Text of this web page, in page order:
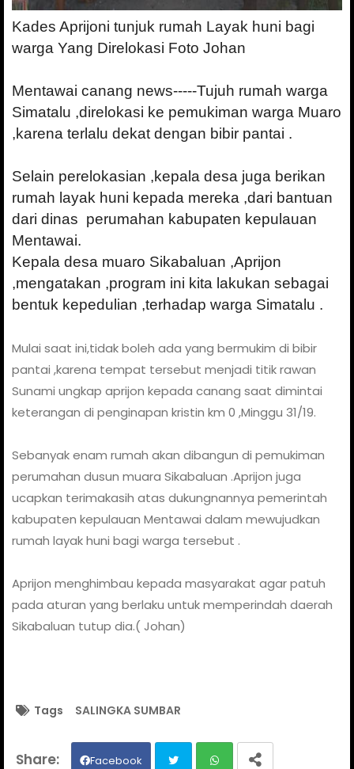
Kades Aprijoni tunjuk rumah Layak huni bagi
warga Yang Direlokasi Foto Johan
Mentawai canang news-----Tujuh rumah warga
Simatalu ,direlokasi ke pemukiman warga Muaro
,karena terlalu dekat dengan bibir pantai .
Selain perelokasian ,kepala desa juga berikan
rumah layak huni kepada mereka ,dari bantuan
dari dinas perumahan kabupaten kepulauan
Mentawai.
Kepala desa muaro Sikabaluan ,Aprijon
,mengatakan ,program ini kita lakukan sebagai
bentuk kepedulian ,terhadap warga Simatalu .
Mulai saat ini,tidak boleh ada yang bermukim di bibir
pantai ,karena tempat tersebut menjadi titik rawan
Sunami ungkap aprijon kepada canang saat dimintai
keterangan di penginapan kristin km 0 ,Minggu 31/19.
Sebanyak enam rumah akan dibangun di pemukiman
perumahan dusun muara Sikabaluan .Aprijon juga
ucapkan terimakasih atas dukungnannya pemerintah
kabupaten kepulauan Mentawai dalam mewujudkan
rumah layak huni bagi warga tersebut .
Aprijon menghimbau kepada masyarakat agar patuh
pada aturan yang berlaku untuk memperindah daerah
Sikabaluan tutup dia.( Johan)
Tags SALINGKA SUMBAR
Facebook